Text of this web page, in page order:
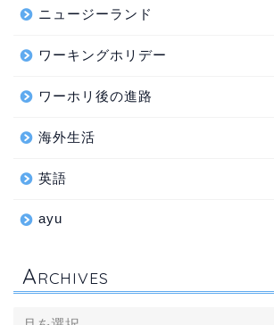
ニュージーランド
ワーキングホリデー
ワーホリ後の進路
海外生活
英語
ayu
ARCHIVES